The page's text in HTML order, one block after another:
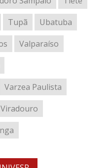
Tupã
Ubatuba
Valparaíso
Varzea Paulista
Viradouro